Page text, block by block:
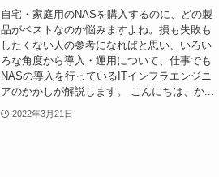
自宅・家庭用のNASを購入するのに、どの製
品がベストなのか悩みますよね。損も失敗も
したくない人の参考になればと思い、いろい
ろな角度から導入・運用について、仕事でも
NASの導入を行っているITインフラエンジニ
アのかかしが解説します。 こんにちは、か...
2022年3月21日